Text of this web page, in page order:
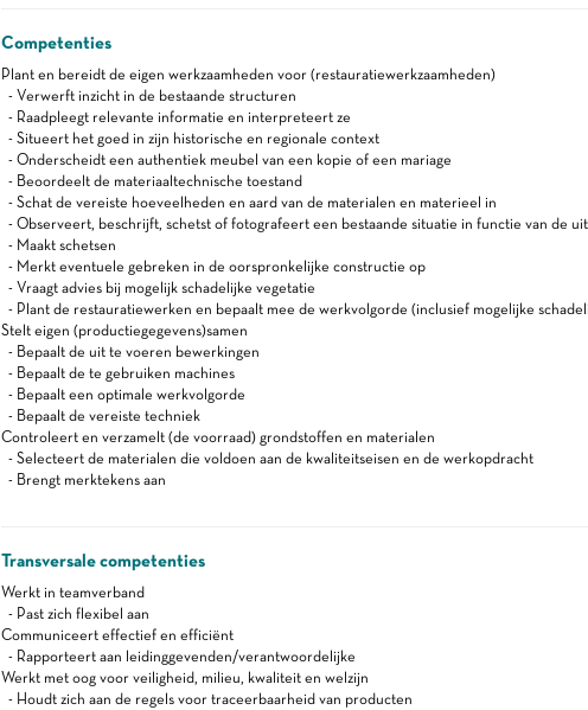
Competenties
Plant en bereidt de eigen werkzaamheden voor (restauratiewerkzaamheden)
- Verwerft inzicht in de bestaande structuren
- Raadpleegt relevante informatie en interpreteert ze
- Situeert het goed in zijn historische en regionale context
- Onderscheidt een authentiek meubel van een kopie of een mariage
- Beoordeelt de materiaaltechnische toestand
- Schat de vereiste hoeveelheden en aard van de materialen en materieel in
- Observeert, beschrijft, schetst of fotografeert een bestaande situatie in functie van de
- Maakt schetsen
- Merkt eventuele gebreken in de oorspronkelijke constructie op
- Vraagt advies bij mogelijk schadelijke vegetatie
- Plant de restauratiewerken en bepaalt mee de werkvolgorde (inclusief mogelijke
Stelt eigen (productiegegevens)samen
- Bepaalt de uit te voeren bewerkingen
- Bepaalt de te gebruiken machines
- Bepaalt een optimale werkvolgorde
- Bepaalt de vereiste techniek
Controleert en verzamelt (de voorraad) grondstoffen en materialen
- Selecteert de materialen die voldoen aan de kwaliteitseisen en de werkopdracht
- Brengt merktekens aan
Transversale competenties
Werkt in teamverband
- Past zich flexibel aan
Communiceert effectief en efficiënt
- Rapporteert aan leidinggevenden/verantwoordelijke
Werkt met oog voor veiligheid, milieu, kwaliteit en welzijn
- Houdt zich aan de regels voor traceerbaarheid van producten